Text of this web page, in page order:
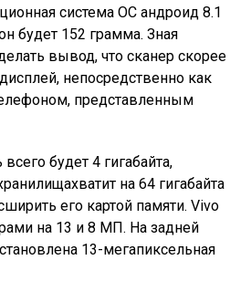
система ОС андроид 8.1
будет 152 грамма. Зная
вывод, что сканер скорее
непосредственно как
представленным
будет 4 гигабайта,
на 64 гигабайта
его картой памяти. Vivo
на 13 и 8 МП. На задней
13-мегапиксельная